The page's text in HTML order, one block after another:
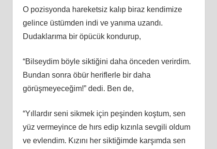
O pozisyonda hareketsiz kalıp biraz kendimize
gelince üstümden indi ve yanıma uzandı.
Dudaklarıma bir öpücük kondurup,
“Bilseydim böyle siktiğini daha önceden verirdim.
Bundan sonra öbür heriflerle bir daha
görüşmeyeceğim!” dedi. Ben de,
“Yıllardır seni sikmek için peşinden koştum, sen
yüz vermeyince de hırs edip kızınla sevgili oldum
ve evlendim. Kızını her siktiğimde karşımda sen